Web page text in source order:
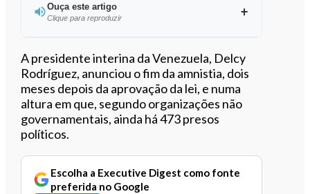
Ouça este artigo
Clique para reproduzir
Ouvir este artigo
A presidente interina da Venezuela, Delcy
Rodríguez, anunciou o fim da amnistia, dois
meses depois da aprovação da lei, e numa
altura em que, segundo organizações não
governamentais, ainda há 473 presos
políticos.
Escolha a Executive Digest como fonte
preferida no Google